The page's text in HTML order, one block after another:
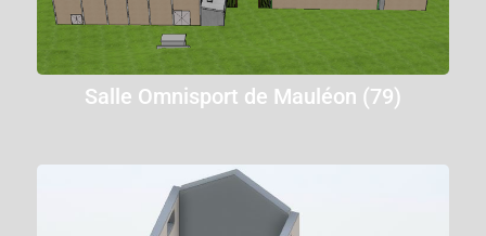
Salle Omnisport de Mauléon (79)